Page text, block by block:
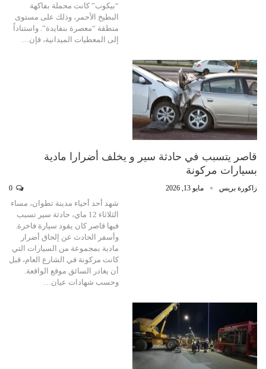
“بيكوب” كانت محملة بفاكهة
البطيخ الأحمر، وذلك على مستوى
منطقة “معصرة بنفايدة”. واستناداً
إلى المعطيات الميدانية، فإن…
قاصر يتسبب في حادثة سير و يخلف أضرارا مادية
بسيارات مركونة
زاكورة بريس مايو 13, 2026
شهد أحد أحياء مدينة تطوان، مساء
الثلاثاء 12 ماي، حادثة سير تسبب
فيها قاصر كان يقود سيارة فاخرة.
وأسفر الحادث عن إلحاق أضرار
مادية بمجموعة من السيارات التي
كانت مركونة في الشارع العام، قبل
أن يغادر السائق موقع الواقعة.
وحسب شهادات عيان…